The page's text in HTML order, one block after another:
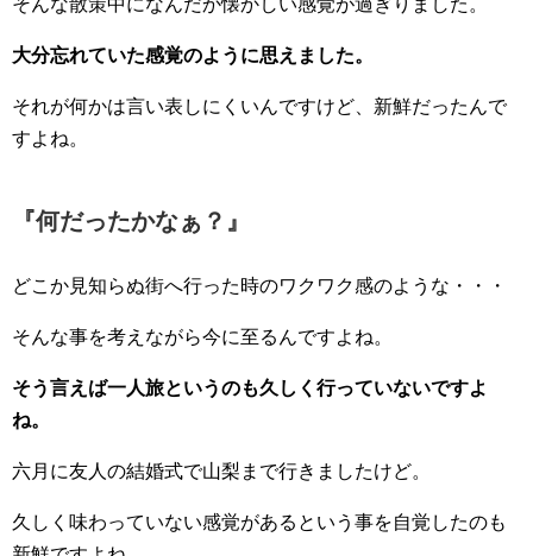
そんな散策中になんだか懐かしい感覚が過ぎりました。
大分忘れていた感覚のように思えました。
それが何かは言い表しにくいんですけど、新鮮だったんで
すよね。
『何だったかなぁ？』
どこか見知らぬ街へ行った時のワクワク感のような・・・
そんな事を考えながら今に至るんですよね。
そう言えば一人旅というのも久しく行っていないですよ
ね。
六月に友人の結婚式で山梨まで行きましたけど。
久しく味わっていない感覚があるという事を自覚したのも